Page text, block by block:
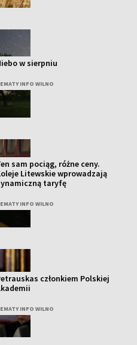
w sierpniu
INFO WILNO
sam pociąg, różne ceny.
Litewskie wprowadzają
taryfę
INFO WILNO
członkiem Polskiej
INFO WILNO